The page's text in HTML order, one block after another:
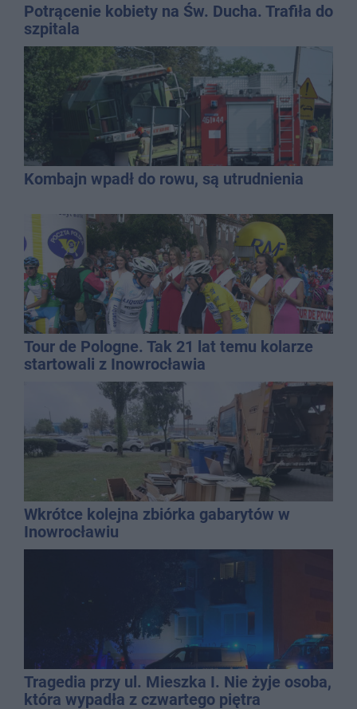
Potrącenie kobiety na Św. Ducha. Trafiła do
szpitala
Kombajn wpadł do rowu, są utrudnienia
Tour de Pologne. Tak 21 lat temu kolarze
startowali z Inowrocławia
Wkrótce kolejna zbiórka gabarytów w
Inowrocławiu
Tragedia przy ul. Mieszka I. Nie żyje osoba,
która wypadła z czwartego piętra